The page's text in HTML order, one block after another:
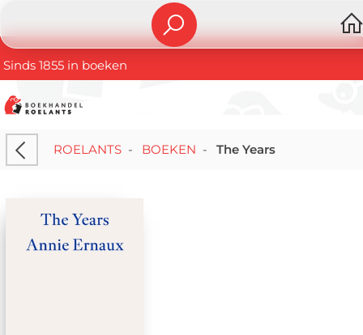
Sinds 1855 in boeken
ROELANTS- BOEKEN - The Years